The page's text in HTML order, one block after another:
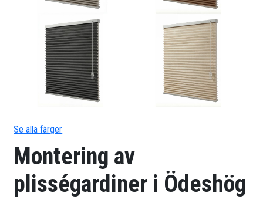
Se alla färger
Montering av
plisségardiner i Ödeshög